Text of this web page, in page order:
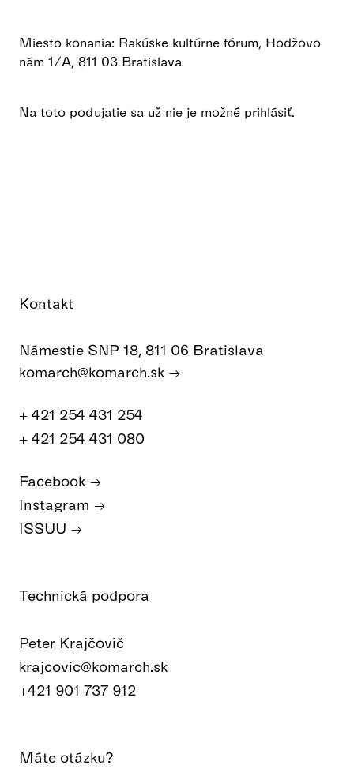
Miesto konania: Rakúske kultúrne fórum, Hodžovo
nám 1/A, 811 03 Bratislava
Na toto podujatie sa už nie je možné prihlásiť.
Máte otázku?
Technická podpora
Peter Krajčovič
krajcovic@komarch.sk
+421 901 737 912
Kontakt
Námestie SNP 18, 811 06 Bratislava
komarch@komarch.sk
+ 421 254 431 254
+ 421 254 431 080
Facebook
Instagram
ISSUU